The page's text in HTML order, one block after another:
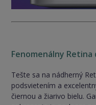
Fenomenálny Retina
Tešte sa na nádherný
podsvietením a
čiernou a žiarivo bielu.